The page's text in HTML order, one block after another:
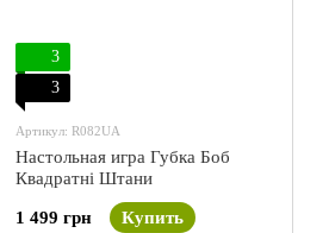
3
3
Артикул: R082UA
Настольная игра Губка Боб
Квадратні Штани
1 499 грн Купить